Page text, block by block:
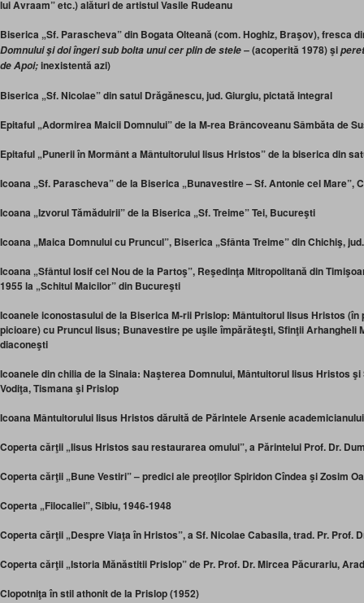
lui Avraam” etc.) alături de artistul Vasile Rudeanu
Biserica „Sf. Parascheva” din Bogata Olteană (com. Hoghiz, Braşov), fresca
Domnului şi doi îngeri sub bolta unui cer plin de stele –(acoperită 1978) şi
de Apoi;inexistentă azi)
Biserica „Sf. Nicolae” din satul Drăgănescu, jud. Giurgiu, pictată integral
Epitaful „Adormirea Maicii Domnului” de la M-rea Brâncoveanu Sâmbăta de
Epitaful „Punerii în Mormânt a Mântuitorului Iisus Hristos” de la biserica din
Icoana „Sf. Parascheva” de la Biserica „Bunavestire – Sf. Antonie cel Mare”,
Icoana „Izvorul Tămăduirii” de la Biserica „Sf. Treime” Tei, Bucureşti
Icoana „Maica Domnului cu Pruncul”, Biserica „Sfânta Treime” din Chichiş,
Icoana „Sfântul Iosif cel Nou de la Partoş”, Reşedinţa Mitropolitană din
1955 la „Schitul Maicilor” din Bucureşti
Icoanele iconostasului de la Biserica M-rii Prislop: Mântuitorul Iisus Hristos (în
picioare) cu Pruncul Iisus; Bunavestire pe uşile împărăteşti, Sfinţii Arhangheli
diaconeşti
Icoanele din chilia de la Sinaia: Naşterea Domnului, Mântuitorul Iisus Hristos
Vodiţa, Tismana şi Prislop
Icoana Mântuitorului Iisus Hristos dăruită de Părintele Arsenie
Coperta cărţii „Iisus Hristos sau restaurarea omului”, a Părintelui Prof. Dr.
Coperta cărţii „Bune Vestiri” – predici ale preoţilor Spiridon Cîndea şi Zosim
Coperta „Filocaliei”, Sibiu, 1946-1948
Coperta cărţii „Despre Viaţa în Hristos”, a Sf. Nicolae Cabasila, trad. Pr. Prof.
Coperta cărţii „Istoria Mănăstitii Prislop” de Pr. Prof. Dr. Mircea Păcurariu,
Clopotniţa în stil athonit de la Prislop (1952)